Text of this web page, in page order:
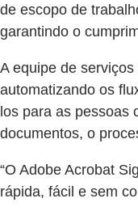
de escopo de
garantindo o
A equipe de
automatizando os
los para as pessoas
documentos, o
“O Adobe Acrobat
rápida, fácil e sem